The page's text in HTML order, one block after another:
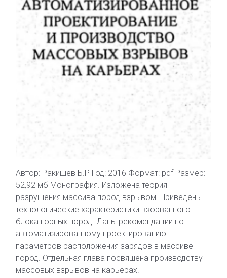
Автор: Ракишев Б.Р Год: 2016 Формат: pdf Размер:
52,92 мб Монография. Изложена теория
разрушения массива пород взрывом. Приведены
технологические характеристики взорванного
блока горных пород. Даны рекомендации по
автоматизированному проектированию
параметров расположения зарядов в массиве
пород. Отдельная глава посвящена производству
массовых взрывов на карьерах.